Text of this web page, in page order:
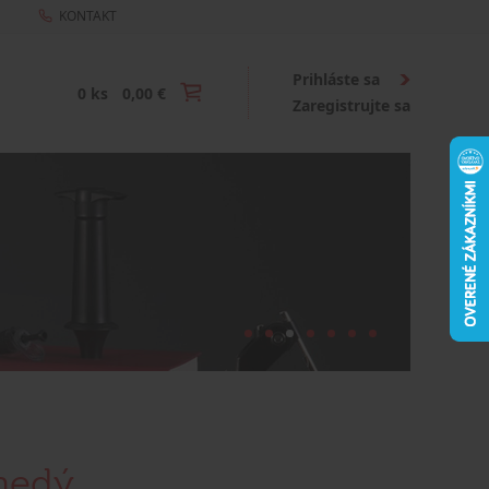
KONTAKT
0 ks 0,00 €
Prihláste sa
Zaregistrujte sa